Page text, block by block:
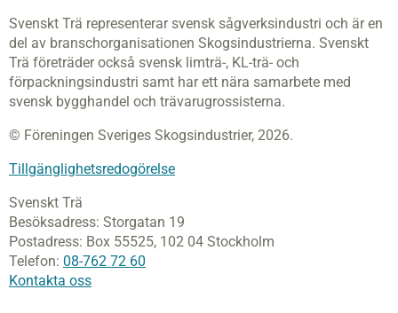
Svenskt Trä representerar svensk sågverksindustri och är en
del av branschorganisationen Skogsindustrierna. Svenskt
Trä företräder också svensk limträ-, KL-trä- och
förpackningsindustri samt har ett nära samarbete med
svensk bygghandel och trävarugrossisterna.
© Föreningen Sveriges Skogsindustrier, 2026.
Tillgänglighetsredogörelse
Svenskt Trä
Besöksadress: Storgatan 19
Postadress: Box 55525, 102 04 Stockholm
Telefon: 08-762 72 60
Kontakta oss